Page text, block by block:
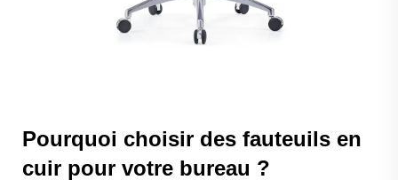
Pourquoi choisir des fauteuils en
cuir pour votre bureau ?